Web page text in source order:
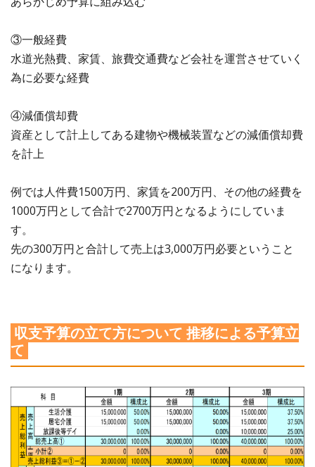
③一般経費
水道光熱費、家賃、旅費交通費など会社を運営させていく
為に必要な経費
④減価償却費
資産として計上してある建物や機械装置などの減価償却費
を計上
例では人件費1500万円、家賃を200万円、その他の経費を
1000万円として合計で2700万円となるようにしていま
す。
先の300万円と合計して売上は3,000万円必要ということ
になります。
収支予算の立て方について 推移による予算立
て